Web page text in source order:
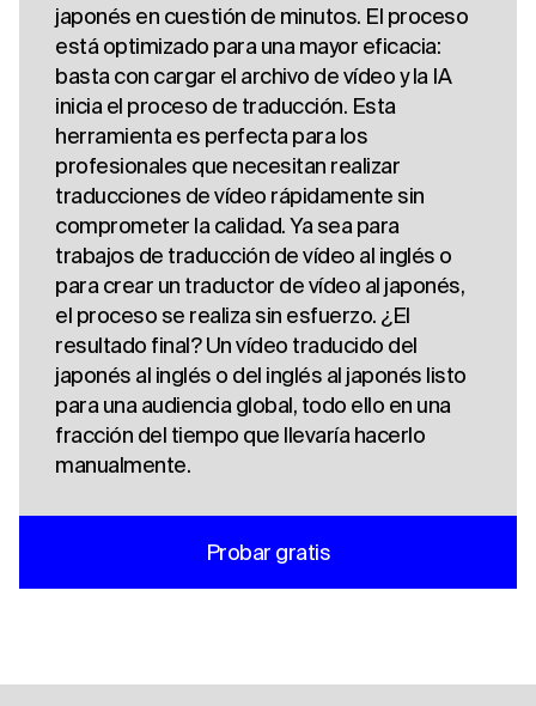
japonés en cuestión de minutos. El proceso
está optimizado para una mayor eficacia:
basta con cargar el archivo de vídeo y la IA
inicia el proceso de traducción. Esta
herramienta es perfecta para los
profesionales que necesitan realizar
traducciones de vídeo rápidamente sin
comprometer la calidad. Ya sea para
trabajos de traducción de vídeo al inglés o
para crear un traductor de vídeo al japonés,
el proceso se realiza sin esfuerzo. ¿El
resultado final? Un vídeo traducido del
japonés al inglés o del inglés al japonés listo
para una audiencia global, todo ello en una
fracción del tiempo que llevaría hacerlo
manualmente.
Probar gratis